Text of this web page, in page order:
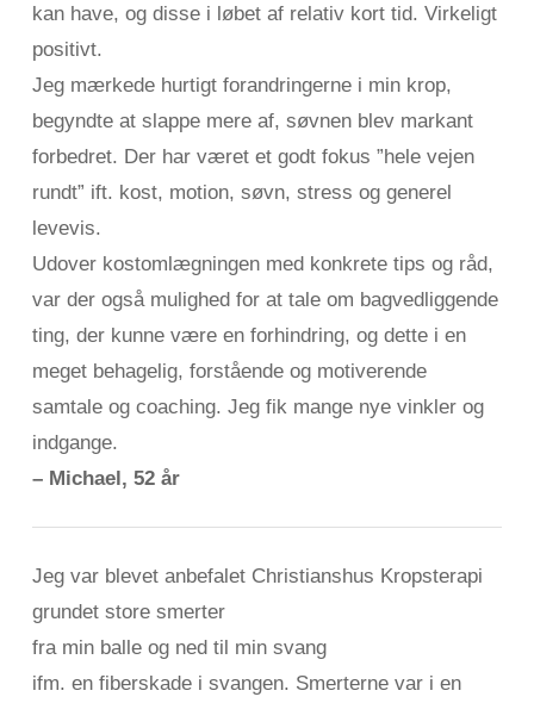
kan have, og disse i løbet af relativ kort tid. Virkeligt
positivt.
Jeg mærkede hurtigt forandringerne i min krop,
begyndte at slappe mere af, søvnen blev markant
forbedret. Der har været et godt fokus ”hele vejen
rundt” ift. kost, motion, søvn, stress og generel
levevis.
Udover kostomlægningen med konkrete tips og råd,
var der også mulighed for at tale om bagvedliggende
ting, der kunne være en forhindring, og dette i en
meget behagelig, forstående og motiverende
samtale og coaching. Jeg fik mange nye vinkler og
indgange.
– Michael, 52 år
Jeg var blevet anbefalet Christianshus Kropsterapi
grundet store smerter
fra min balle og ned til min svang
ifm. en fiberskade i svangen. Smerterne var i en